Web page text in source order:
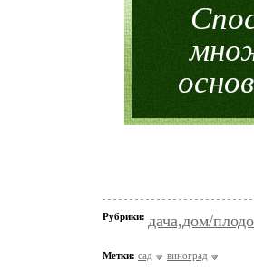
Рубрики: дача,дом/
Метки: сад виноград